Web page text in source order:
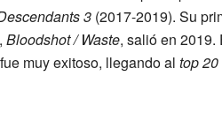
3(2017-2019). Su
Bloodshot / Waste, salió en 2019.
muy exitoso, llegando al top 20